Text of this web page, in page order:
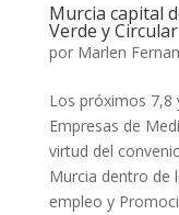
Murcia capital
Verde y
por Marlen
Los próximos 7,8
Empresas de
virtud del
Murcia dentro de
empleo y